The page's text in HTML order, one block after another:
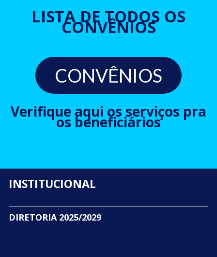
LISTA DE TODOS OS
CONVÊNIOS
CONVÊNIOS
Verifique aqui os serviços pra
os beneficiários
INSTITUCIONAL
DIRETORIA 2025/2029